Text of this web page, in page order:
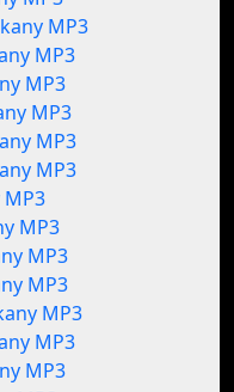
MP3
MP3
MP3
MP3
MP3
MP3
MP3
MP3
MP3
MP3
MP3
MP3